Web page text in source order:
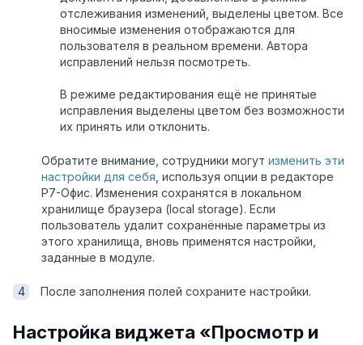
отслеживания изменений, выделены цветом. Все
вносимые изменения отображаются для
пользователя в реальном времени. Автора
исправлений нельзя посмотреть.
В режиме редактирования ещё не принятые
исправления выделены цветом без возможности
их принять или отклонить.
Обратите внимание, сотрудники могут изменить эти
настройки для себя , используя опции в редакторе
Р7-Офис. Изменения сохранятся в локальном
хранилище браузера (local storage). Если
пользователь удалит сохранённые параметры из
этого хранилища, вновь применятся настройки,
заданные в модуле.
После заполнения полей сохраните настройки.
Настройка виджета «Просмотр и